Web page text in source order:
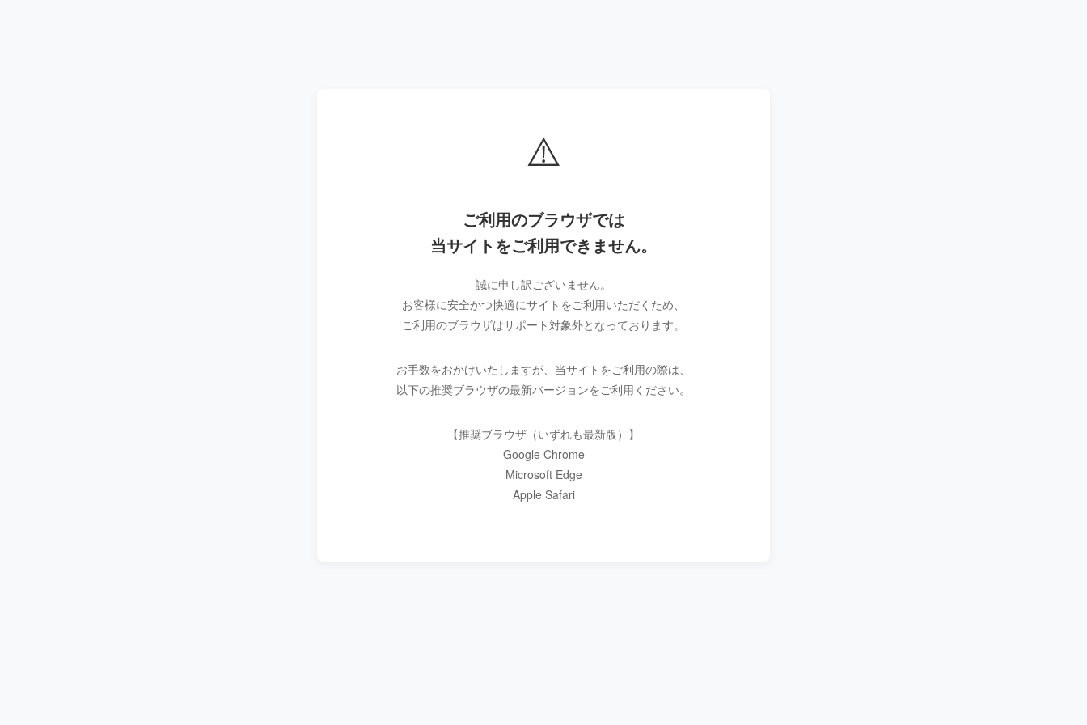
⚠️
ご利用のブラウザでは
当サイトをご利用できません。
誠に申し訳ございません。
お客様に安全かつ快適にサイトをご利用いただくため、
ご利用のブラウザはサポート対象外となっております。
お手数をおかけいたしますが、当サイトをご利用の際は、
以下の推奨ブラウザの最新バージョンをご利用ください。
【推奨ブラウザ（いずれも最新版）】
Google Chrome
Microsoft Edge
Apple Safari